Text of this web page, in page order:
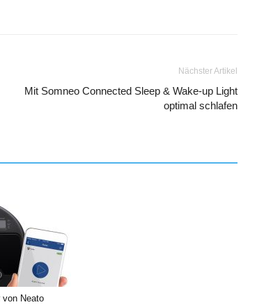
Nächster Artikel
Mit Somneo Connected Sleep & Wake-up Light
optimal schlafen
von Neato